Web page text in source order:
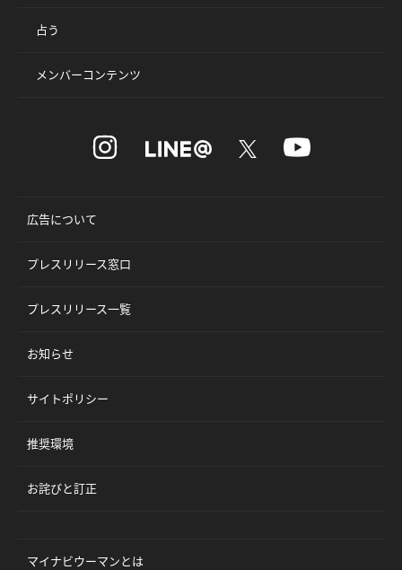
占う
メンバーコンテンツ
広告について
プレスリリース窓口
プレスリリース一覧
お知らせ
サイトポリシー
推奨環境
お詫びと訂正
マイナビウーマンとは